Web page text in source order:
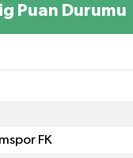
Puan Durumu
FK